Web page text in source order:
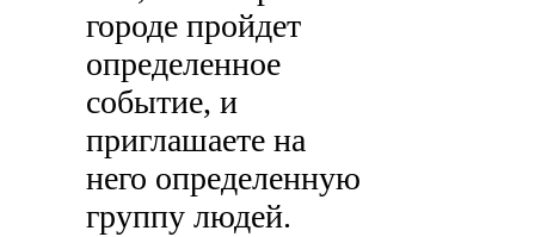
городе пройдет
определенное
событие, и
приглашаете на
него определенную
группу людей.